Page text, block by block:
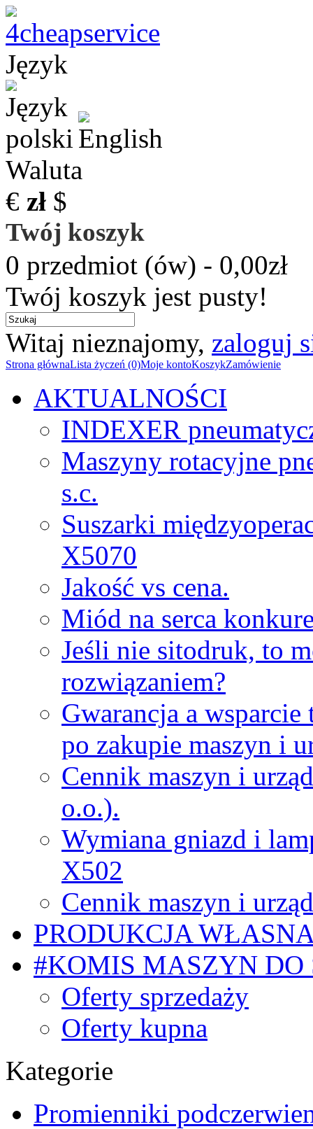
Język
Waluta
€ zł $
Twój koszyk
0 przedmiot (ów) - 0,00zł
Twój koszyk jest pusty!
Witaj nieznajomy, zaloguj
Strona głównaLista życzeń (0)Moje kontoKoszykZamówienie
AKTUALNOŚCI
INDEXER
Maszyny rotacyjne
s.c.
Suszarki
X5070
Jakość vs cena.
Miód na serca
Jeśli nie sitodruk, to
rozwiązaniem?
Gwarancja a
po zakupie maszyn i
Cennik maszyn i
o.o.).
Wymiana gniazd i
X502
Cennik maszyn i
PRODUKCJA
#KOMIS MASZYN DO
Oferty sprzedaży
Oferty kupna
Kategorie
Promienniki